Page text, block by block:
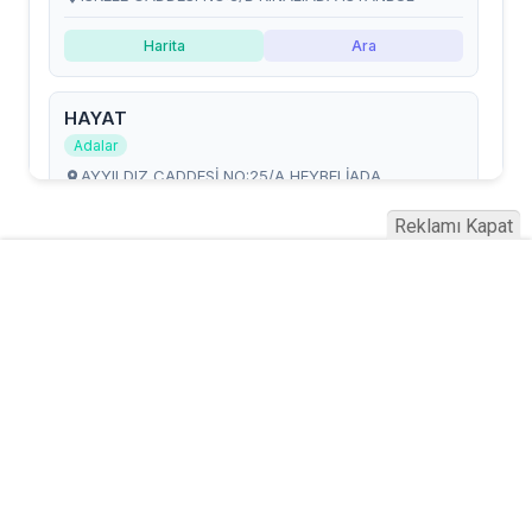
Reklamı Kapat